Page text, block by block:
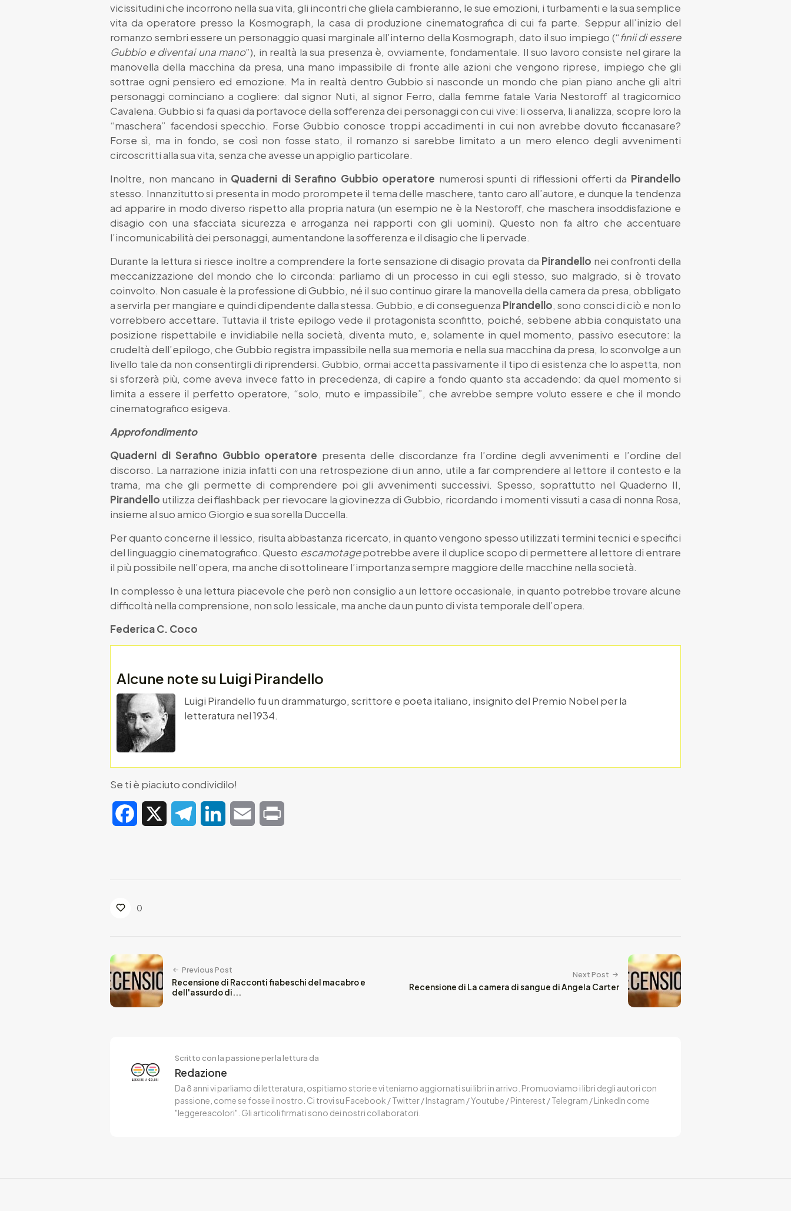
vicissitudini che incorrono nella sua vita, gli incontri che gliela cambieranno, le sue emozioni, i turbamenti e la sua semplice
vita da operatore presso la Kosmograph, la casa di produzione cinematografica di cui fa parte. Seppur all’inizio del
romanzo sembri essere un personaggio quasi marginale all’interno della Kosmograph, dato il suo impiego (“finii di essere
Gubbio e diventai una mano”), in realtà la sua presenza è, ovviamente, fondamentale. Il suo lavoro consiste nel girare la
manovella della macchina da presa, una mano impassibile di fronte alle azioni che vengono riprese, impiego che gli
sottrae ogni pensiero ed emozione. Ma in realtà dentro Gubbio si nasconde un mondo che pian piano anche gli altri
personaggi cominciano a cogliere: dal signor Nuti, al signor Ferro, dalla femme fatale Varia Nestoroff al tragicomico
Cavalena. Gubbio si fa quasi da portavoce della sofferenza dei personaggi con cui vive: li osserva, li analizza, scopre loro la
“maschera” facendosi specchio. Forse Gubbio conosce troppi accadimenti in cui non avrebbe dovuto ficcanasare?
Forse sì, ma in fondo, se così non fosse stato, il romanzo si sarebbe limitato a un mero elenco degli avvenimenti
circoscritti alla sua vita, senza che avesse un appiglio particolare.
Inoltre, non mancano in Quaderni di Serafino Gubbio operatore numerosi spunti di riflessioni offerti da Pirandello
stesso. Innanzitutto si presenta in modo prorompete il tema delle maschere, tanto caro all’autore, e dunque la tendenza
ad apparire in modo diverso rispetto alla propria natura (un esempio ne è la Nestoroff, che maschera insoddisfazione e
disagio con una sfacciata sicurezza e arroganza nei rapporti con gli uomini). Questo non fa altro che accentuare
l’incomunicabilità dei personaggi, aumentandone la sofferenza e il disagio che li pervade.
Durante la lettura si riesce inoltre a comprendere la forte sensazione di disagio provata da Pirandello nei confronti della
meccanizzazione del mondo che lo circonda: parliamo di un processo in cui egli stesso, suo malgrado, si è trovato
coinvolto. Non casuale è la professione di Gubbio, né il suo continuo girare la manovella della camera da presa, obbligato
a servirla per mangiare e quindi dipendente dalla stessa. Gubbio, e di conseguenza Pirandello, sono consci di ciò e non lo
vorrebbero accettare. Tuttavia il triste epilogo vede il protagonista sconfitto, poiché, sebbene abbia conquistato una
posizione rispettabile e invidiabile nella società, diventa muto, e, solamente in quel momento, passivo esecutore: la
crudeltà dell’epilogo, che Gubbio registra impassibile nella sua memoria e nella sua macchina da presa, lo sconvolge a un
livello tale da non consentirgli di riprendersi. Gubbio, ormai accetta passivamente il tipo di esistenza che lo aspetta, non
si sforzerà più, come aveva invece fatto in precedenza, di capire a fondo quanto sta accadendo: da quel momento si
limita a essere il perfetto operatore, “solo, muto e impassibile”, che avrebbe sempre voluto essere e che il mondo
cinematografico esigeva.
Approfondimento
Quaderni di Serafino Gubbio operatore presenta delle discordanze fra l’ordine degli avvenimenti e l’ordine del
discorso. La narrazione inizia infatti con una retrospezione di un anno, utile a far comprendere al lettore il contesto e la
trama, ma che gli permette di comprendere poi gli avvenimenti successivi. Spesso, soprattutto nel Quaderno II,
Pirandello utilizza dei flashback per rievocare la giovinezza di Gubbio, ricordando i momenti vissuti a casa di nonna Rosa,
insieme al suo amico Giorgio e sua sorella Duccella.
Per quanto concerne il lessico, risulta abbastanza ricercato, in quanto vengono spesso utilizzati termini tecnici e specifici
del linguaggio cinematografico. Questo escamotagepotrebbe avere il duplice scopo di permettere al lettore di entrare
il più possibile nell’opera, ma anche di sottolineare l’importanza sempre maggiore delle macchine nella società.
In complesso è una lettura piacevole che però non consiglio a un lettore occasionale, in quanto potrebbe trovare alcune
difficoltà nella comprensione, non solo lessicale, ma anche da un punto di vista temporale dell’opera.
Federica C. Coco
Alcune note su Luigi Pirandello
Luigi Pirandello fu un drammaturgo, scrittore e poeta italiano, insignito del Premio Nobel per la
letteratura nel 1934.
Se ti è piaciuto condividilo!
Facebook TelegramLinkedIn Email
0
Previous Post
Recensione di Racconti fiabeschi del macabro e
dell'assurdo di...
Next Post
Recensione di La camera di sangue di Angela Carter
Scritto con la passione per la lettura da
Redazione
Da 8 anni vi parliamo di letteratura, ospitiamo storie e vi teniamo aggiornati sui libri in arrivo. Promuoviamo i libri degli autori con
passione, come se fosse il nostro. Ci trovi su Facebook / Twitter / Instagram / Youtube / Pinterest / Telegram / LinkedIn come
"leggereacolori". Gli articoli firmati sono dei nostri collaboratori.